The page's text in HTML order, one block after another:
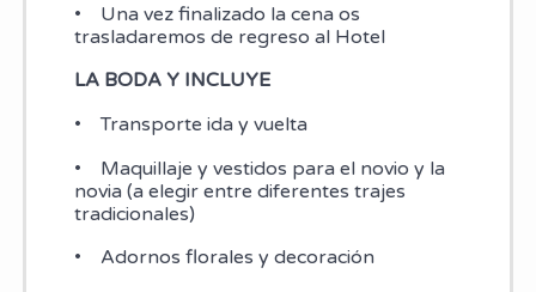
• Una vez finalizado la cena os
trasladaremos de regreso al Hotel
LA BODA Y INCLUYE
• Transporte ida y vuelta
• Maquillaje y vestidos para el novio y la
novia (a elegir entre diferentes trajes
tradicionales)
• Adornos florales y decoración